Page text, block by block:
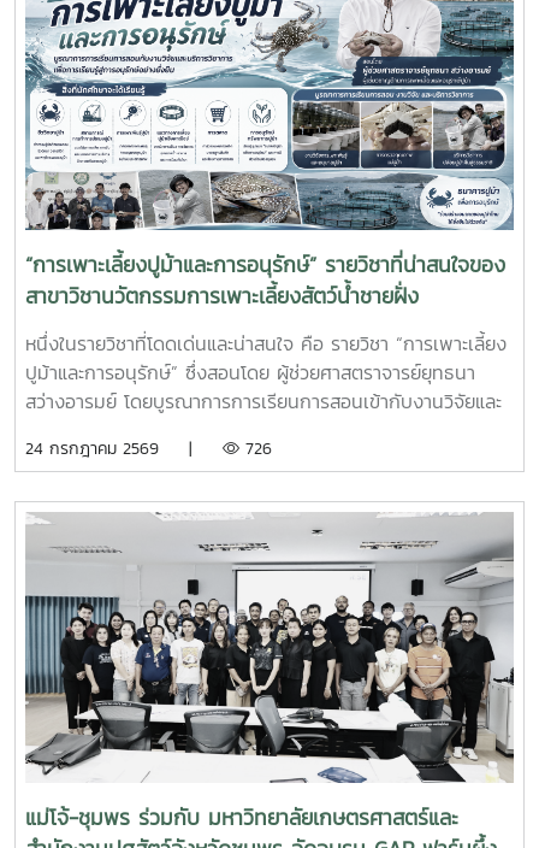
ผลิตบัณฑิตให้มีความพร้อมทั้งด้านวิชาการและวิชาชีพ นักศึกษา
จะได้ฝึกทักษะการทำงานในสภาพแวดล้อมจริง เรียนรู้การแก้ไข
ปัญหาเฉพาะหน้า อดทน สู้งาน ซื่อสัตย์ มีสัมมาคารวะ ทำงาน
ร่วมกับผู้อื่นได้ และการปรับตัวให้เข้ากับองค์กร ตลอดจนพัฒนา
ทักษะวิชาชีพด้านการเพาะเลี้ยงสัตว์น้ำชายฝั่ง ให้สอดคล้องกับ
ความต้องการของภาคอุตสาหกรรมการผลิตสัตว์น้ำและอื่นๆที่
เกี่ยวข้อง
“การเพาะเลี้ยงปูม้าและการอนุรักษ์” รายวิชาที่น่าสนใจของ
สาขาวิชานวัตกรรมการเพาะเลี้ยงสัตว์น้ำชายฝั่ง
หนึ่งในรายวิชาที่โดดเด่นและน่าสนใจ คือ รายวิชา “การเพาะเลี้ยง
ปูม้าและการอนุรักษ์” ซึ่งสอนโดย ผู้ช่วยศาสตราจารย์ยุทธนา
สว่างอารมย์ โดยบูรณาการการเรียนการสอนเข้ากับงานวิจัยและ
และภาคปฏิบัติ ตั้งแต่ชีววิทยาและวงจรชีวิตของปูม้า การเพาะ
และการฟื้นฟูทรัพยากรปูม้าในพื้นที่ชายฝั่งนักศึกษาจะได้ลงพื้นที่
ปฏิบัติงานจริง ร่วมศึกษาวิจัยและทำกิจกรรมบริการวิชาการกับ
ชุมชน ภาคีเครือข่าย และหน่วยงานที่เกี่ยวข้อง เพื่อแลกเปลี่ยน
องค์ความรู้และร่วมกันพัฒนาแนวทางการอนุรักษ์ทรัพยากรทาง
ทะเล อันเป็นการสร้างประสบการณ์การเรียนรู้จากสถานการณ์
จริง พร้อมปลูกฝังความรับผิดชอบต่อสังคมและสิ่งแวดล้อม
24 กรกฎาคม 2569 | 726
แม่โจ้-ชุมพร ร่วมกับ มหาวิทยาลัยเกษตรศาสตร์และ